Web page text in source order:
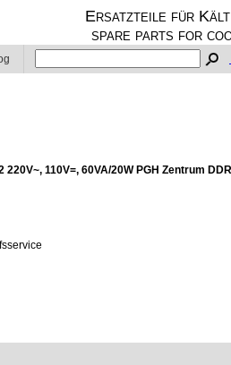
Ersatzteile für
spare parts for
220V~, 110V=, 60VA/20W PGH Zentrum DDR